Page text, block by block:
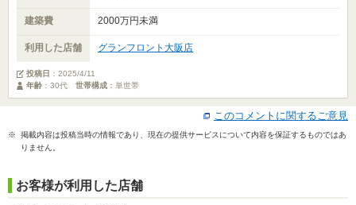
建築費 2000万円未満
利用した店舗 グランフロント大阪店
投稿日 ： 2025/4/11
年齢 ：30代 世帯構成 ：単世帯
このコメントに関するご意見
※ 掲載内容は投稿当時の情報であり、現在の提供サービスについて内容を保証するものではあ
りません。
お客様が利用した店舗